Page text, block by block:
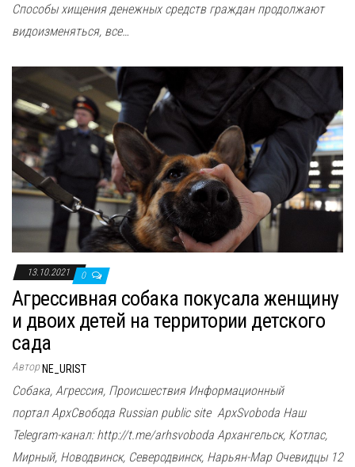
Способы хищения денежных средств граждан продолжают
видоизменяться, все…
13.10.2021 0
Агрессивная собака покусала женщину
и двоих детей на территории детского
сада
Автор NE_URIST
Собака, Агрессия, Происшествия Информационный
портал АрхСвобода Russian public site ApxSvoboda Наш
Telegram-канал: http://t.me/arhsvoboda Архангельск, Котлас,
Мирный, Новодвинск, Северодвинск, Нарьян-Мар Очевидцы 12